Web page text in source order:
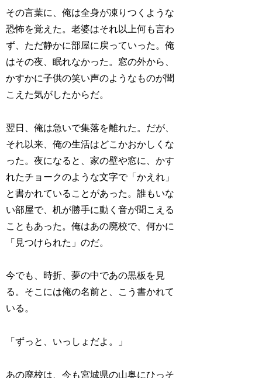
その言葉に、俺は全身が凍りつくような
恐怖を覚えた。老婆はそれ以上何も言わ
ず、ただ静かに部屋に戻っていった。俺
はその夜、眠れなかった。窓の外から、
かすかに子供の笑い声のようなものが聞
こえた気がしたからだ。
翌日、俺は急いで集落を離れた。だが、
それ以来、俺の生活はどこかおかしくな
った。夜になると、家の壁や窓に、かす
れたチョークのような文字で「かえれ」
と書かれていることがあった。誰もいな
い部屋で、机が勝手に動く音が聞こえる
こともあった。俺はあの廃校で、何かに
「見つけられた」のだ。
今でも、時折、夢の中であの黒板を見
る。そこには俺の名前と、こう書かれて
いる。
「ずっと、いっしょだよ。」
あの廃校は、今も宮城県の山奥にひっそ